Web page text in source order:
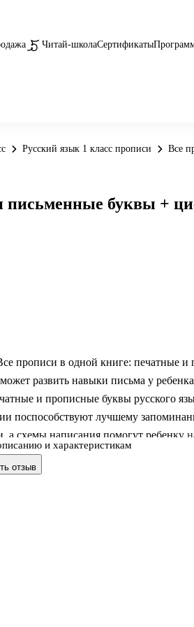
Читай-школаСертификаты
Русский язык 1 класс прописи Все
отзыв
прописи в одной книге: печатные
развить навыки письма у
и прописные буквы русского
поспособствуют лучшему
а схемы написания помогут ребенку
будет полезно при подготовке
и характеристикам
письменные буквы +